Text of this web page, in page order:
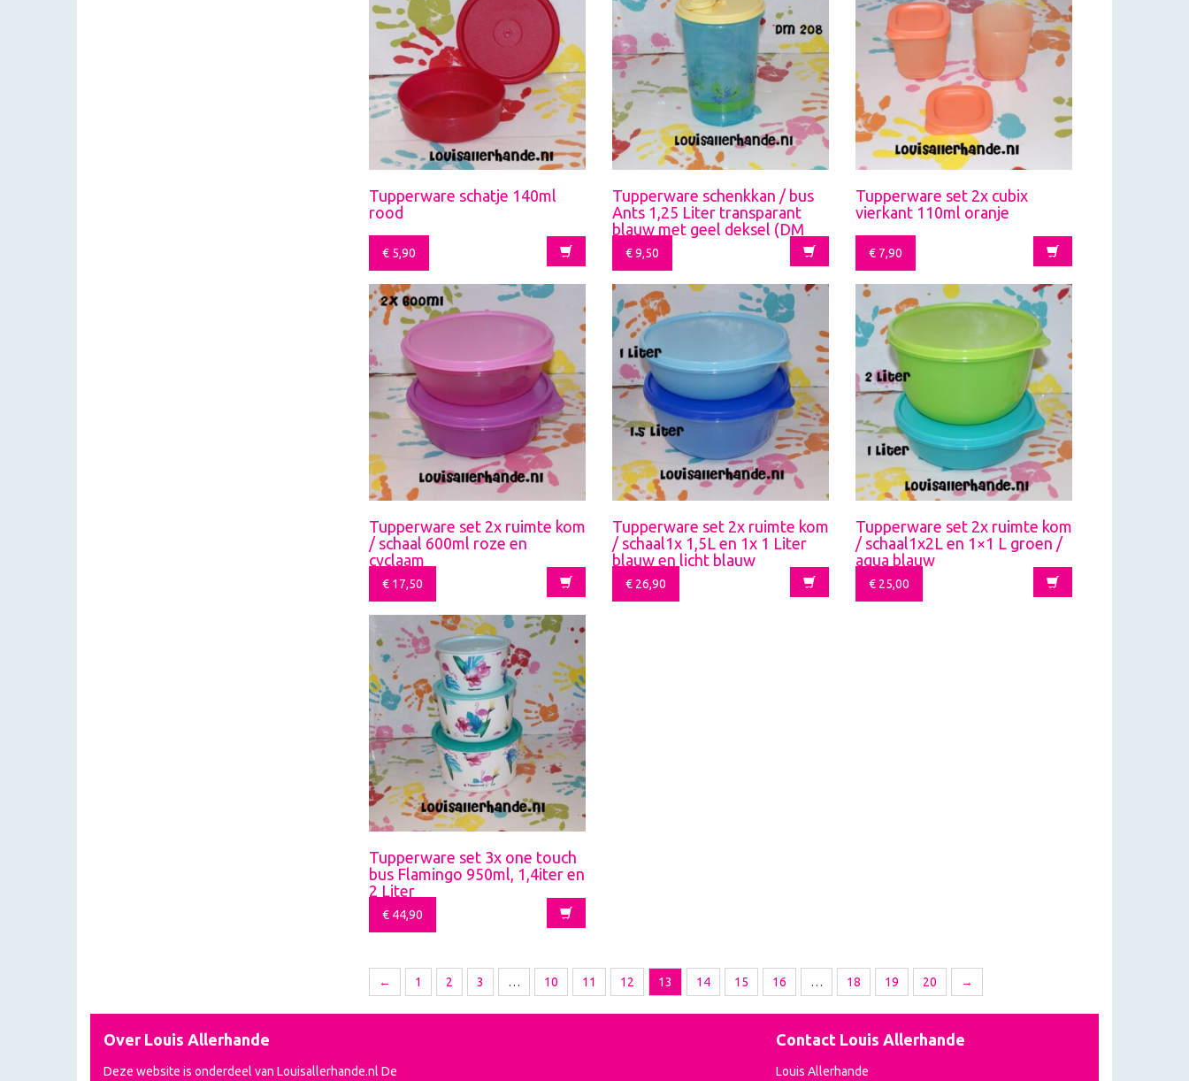
Tupperware schatje 140ml
rood
€ 5,90
Tupperware schenkkan / bus
Ants 1,25 Liter transparant
blauw met geel deksel (DM
208)
€9,50
Tupperware set 2x cubix
vierkant 110ml oranje
€7,90
Tupperware set 2x ruimte kom
/ schaal 600ml roze en
cyclaam
€ 17,50
Tupperware set 2x ruimte kom
/ schaal1x 1,5L en 1x 1 Liter
blauw en licht blauw
€26,90
Tupperware set 2x ruimte kom
/ schaal1x2L en 1×1 L groen /
aqua blauw
€25,00
Tupperware set 3x one touch
bus Flamingo 950ml, 1,4iter en
2 Liter
€ 44,90
← 1 2 3 … 10 11 12 13 14 15 16 … 18 19 20 →
Over Louis Allerhande
Deze website is onderdeel van Louisallerhande.nl De
Contact Louis Allerhande
Louis Allerhande